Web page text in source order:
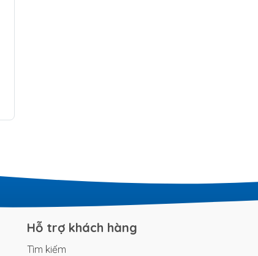
Hỗ trợ khách hàng
Tìm kiếm